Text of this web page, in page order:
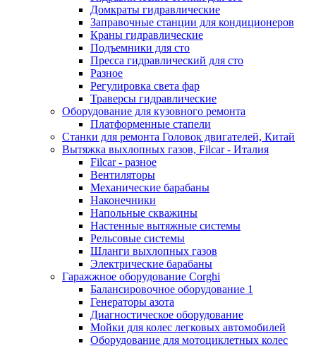
Домкраты гидравлические
Заправочные станции для кондиционеров
Краны гидравлические
Подъемники для сто
Пресса гидравлический для сто
Разное
Регулировка света фар
Траверсы гидравлические
Оборудование для кузовного ремонта
Платформенные стапели
Станки для ремонта Головок двигателей, Китай
Вытяжка выхлопных газов, Filcar - Италия
Filcar - разное
Вентиляторы
Механические барабаны
Наконечники
Напольные скважины
Настенные вытяжные системы
Рельсовые системы
Шланги выхлопных газов
Электрические барабаны
Гаражжное оборудование Corghi
Балансировочное оборудование 1
Генераторы азота
Диагностическое оборудование
Мойки для колес легковых автомобилей
Оборудование для мотоциклетных колес